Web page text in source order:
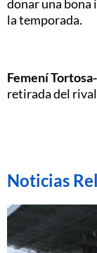
donar una bona
la temporada.
Femení
retirada del
Noticias